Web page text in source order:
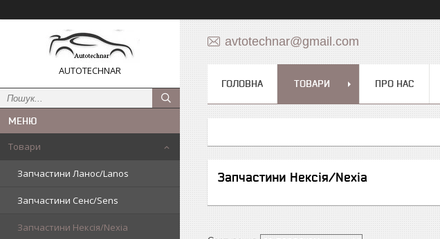
AUTOTECHNAR
Товари
Запчастини Ланос/Lanos
Запчастини Сенс/Sens
Запчастини Нексія/Nexia
avtotechnar@gmail.com
ГОЛОВНА ТОВАРИ ПРО НАС
Запчастини Нексія/Nexia